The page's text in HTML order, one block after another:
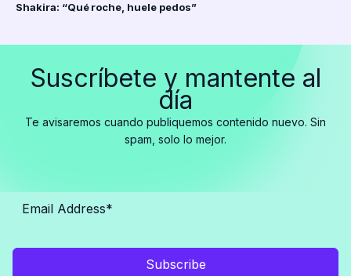
Shakira: “Qué roche, huele pedos”
Suscríbete y mantente al
día
Te avisaremos cuando publiquemos contenido nuevo. Sin
spam, solo lo mejor.
Subscribe